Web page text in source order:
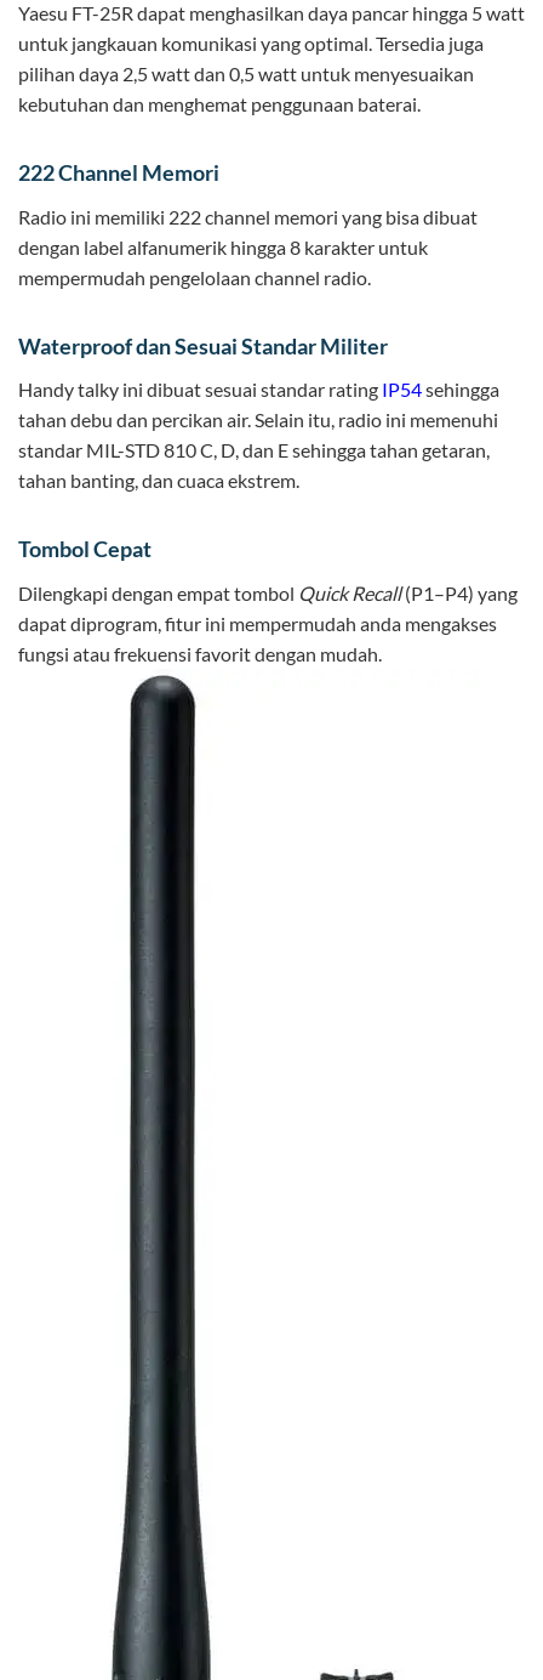
Yaesu FT-25R dapat menghasilkan daya pancar hingga 5 watt
untuk jangkauan komunikasi yang optimal. Tersedia juga
pilihan daya 2,5 watt dan 0,5 watt untuk menyesuaikan
kebutuhan dan menghemat penggunaan baterai.
222 Channel Memori
Radio ini memiliki 222 channel memori yang bisa dibuat
dengan label alfanumerik hingga 8 karakter untuk
mempermudah pengelolaan channel radio.
Waterproof dan Sesuai Standar Militer
Handy talky ini dibuat sesuai standar rating IP54sehingga
tahan debu dan percikan air. Selain itu, radio ini memenuhi
standar MIL-STD 810 C, D, dan E sehingga tahan getaran,
tahan banting, dan cuaca ekstrem.
Tombol Cepat
Dilengkapi dengan empat tombol Quick Recall(P1–P4) yang
dapat diprogram, fitur ini mempermudah anda mengakses
fungsi atau frekuensi favorit dengan mudah.